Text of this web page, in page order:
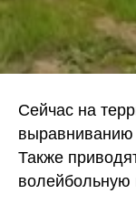
Сейчас на
выравниванию
Также